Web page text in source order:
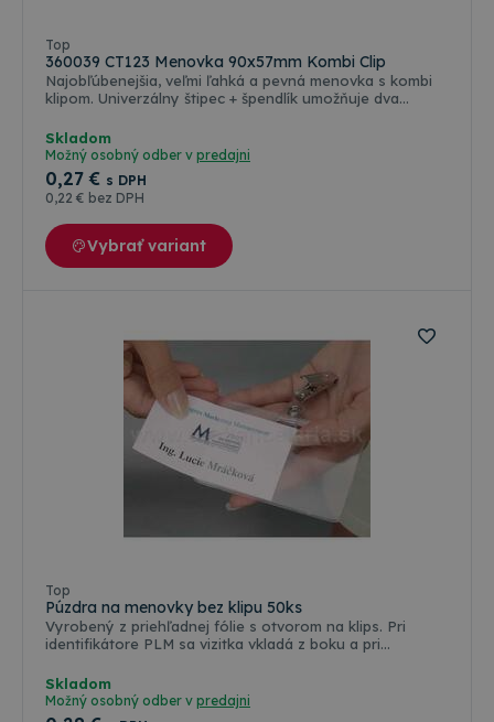
Top
360039 CT123 Menovka 90x57mm Kombi Clip
Najobľúbenejšia, veľmi ľahká a pevná menovka s kombi
klipom. Univerzálny štipec + špendlík umožňuje dva
zasúvanie. Je dodávaná s papierovým štítkom. Rozmer
menovky 90 x 57mm.
Skladom
Možný osobný odber v predajni
0,27 € s DPH
0,22 € bez DPH
Vybrať variant
Top
Púzdra na menovky bez klipu 50ks
Vyrobený z priehľadnej fólie s otvorom na klips. Pri
identifikátore PLM sa vizitka vkladá z boku a pri
nie je súčasťou identifikátora. Rozmery vnútorné
86x50mm. Rozmery vonkajšie 92x60mm.
Skladom
Možný osobný odber v predajni